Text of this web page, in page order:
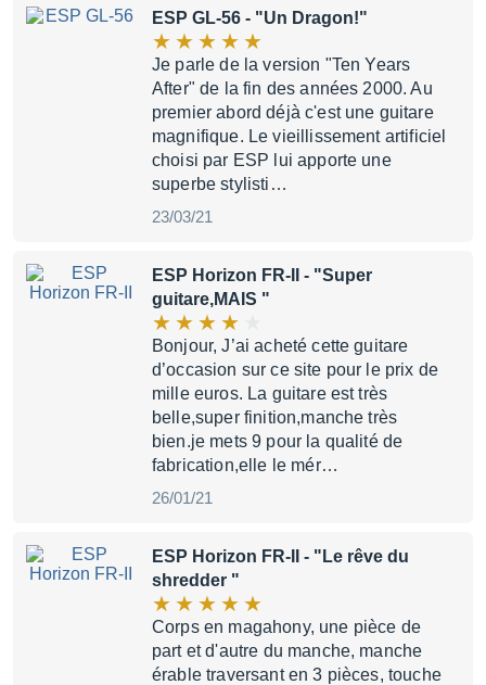
ESP GL-56 - "Un Dragon!"
Je parle de la version "Ten Years
After" de la fin des années 2000. Au
premier abord déjà c'est une guitare
magnifique. Le vieillissement artificiel
choisi par ESP lui apporte une
superbe stylisti…
23/03/21
ESP Horizon FR-II
- "Super
guitare,MAIS "
Bonjour, J’ai acheté cette guitare
d’occasion sur ce site pour le prix de
mille euros. La guitare est très
belle,super finition,manche très
bien.je mets 9 pour la qualité de
fabrication,elle le mér…
26/01/21
ESP Horizon FR-II
- "Le rêve du
shredder "
Corps en magahony, une pièce de
part et d'autre du manche, manche
érable traversant en 3 pièces, touche